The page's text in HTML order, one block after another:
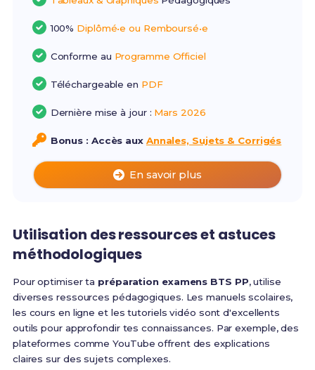
100% Diplômé•e ou Remboursé•e
Conforme au Programme Officiel
Téléchargeable en PDF
Dernière mise à jour : Mars 2026
Bonus : Accès aux Annales, Sujets & Corrigés
En savoir plus
Utilisation des ressources et astuces
méthodologiques
Pour optimiser ta préparation examens BTS PP, utilise
diverses ressources pédagogiques. Les manuels scolaires,
les cours en ligne et les tutoriels vidéo sont d'excellents
outils pour approfondir tes connaissances. Par exemple, des
plateformes comme YouTube offrent des explications
claires sur des sujets complexes.